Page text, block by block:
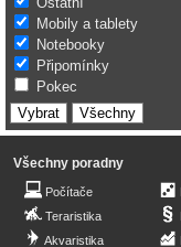
Mobily a tablety
Notebooky
Připomínky
Pokec
Všechny poradny
Počítače
Teraristika
Akvaristika